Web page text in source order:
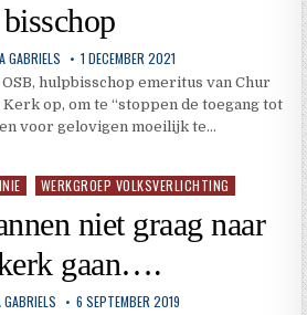
bisschop
GABRIELS 1 DECEMBER 2021
hulpbisschop emeritus van Chur
op, om te “stoppen de toegang tot
voor gelovigen moeilijk te…
WERKGROEP VOLKSVERLICHTING
niet graag naar
gaan….
6 SEPTEMBER 2019